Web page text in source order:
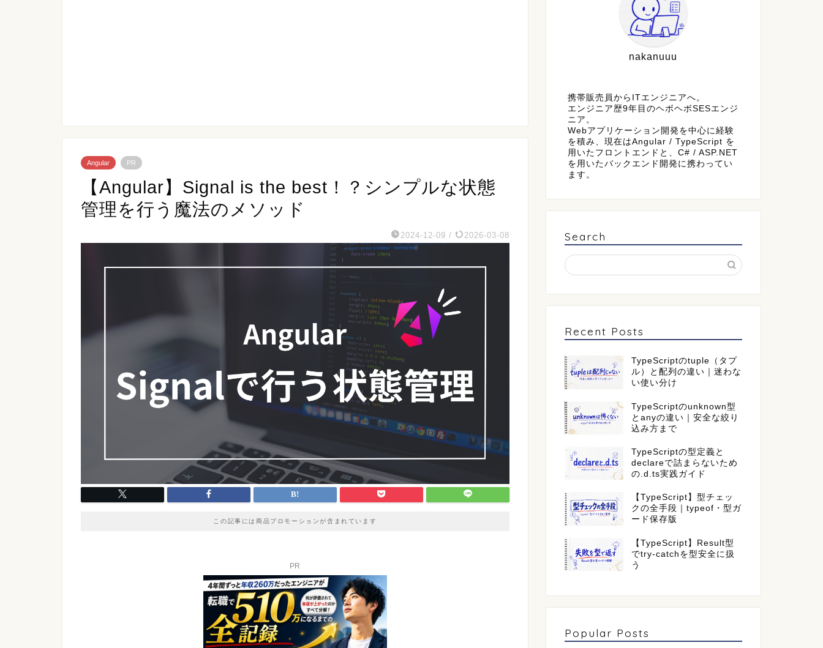
Angular PR
【Angular】Signal is the best！？シンプルな状態
管理を行う魔法のメソッド
2024-12-09 / 2026-03-08
この記事には商品プロモーションが含まれています
PR
nakanuuu
携帯販売員からITエンジニアへ。
エンジニア歴9年目のヘボヘボSESエンジ
ニア。
Webアプリケーション開発を中心に経験
を積み、現在はAngular / TypeScript を
用いたフロントエンドと、C# / ASP.NET
を用いたバックエンド開発に携わってい
ます。
Search
Recent Posts
TypeScriptのtuple（タプ
ル）と配列の違い｜迷わな
い使い分け
TypeScriptのunknown型
とanyの違い｜安全な絞り
込み方まで
TypeScriptの型定義と
declareで詰まらないため
の.d.ts実践ガイド
【TypeScript】型チェッ
クの全手段｜typeof・型ガ
ード保存版
【TypeScript】Result型
でtry-catchを型安全に扱
う
Popular Posts